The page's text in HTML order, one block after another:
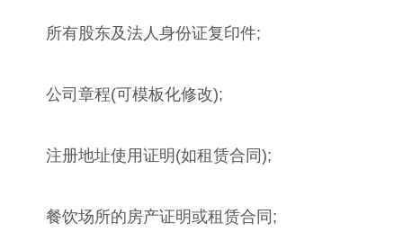
所有股东及法人身份证复印件;
公司章程(可模板化修改);
注册地址使用证明(如租赁合同);
餐饮场所的房产证明或租赁合同;